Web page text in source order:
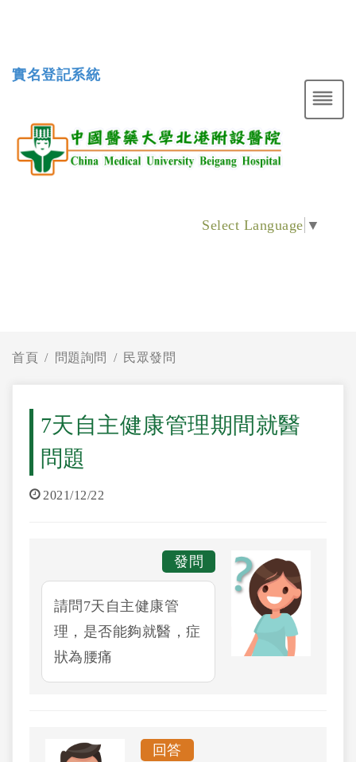
實名登記系統
Select Language ▼
首頁 問題詢問 民眾發問
7天自主健康管理期間就醫
問題
2021/12/22
發問
請問7天自主健康管
理，是否能夠就醫，症
狀為腰痛
回答